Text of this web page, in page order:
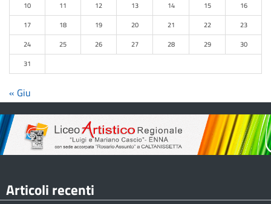
10
11 12 13 14 15
16
17
18 19 20 21 22
23
24
25 26 27 28 29
30
31
« Giu
Articoli recenti